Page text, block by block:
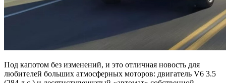
Под капотом без изменений, и это отличная новость для
любителей больших атмосферных моторов: двигатель V6 3.5